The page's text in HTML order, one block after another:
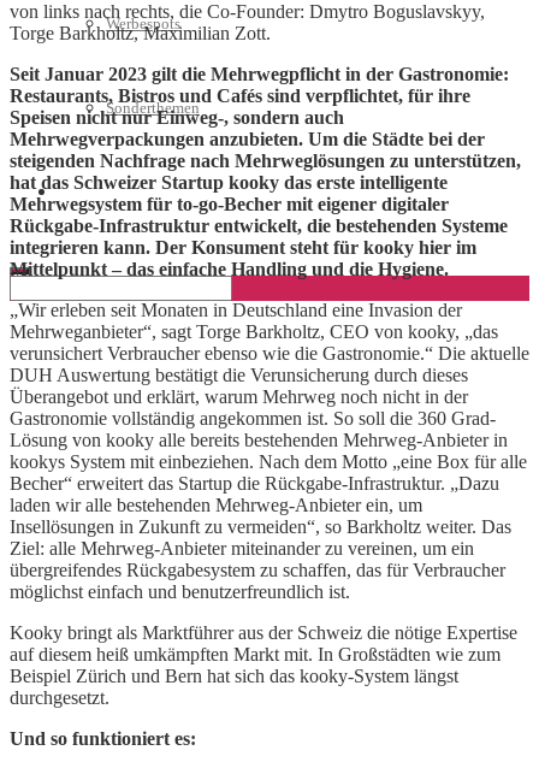
Werbespots
Sonderthemen
Geschäftskonto eröffnen
von links nach rechts, die Co-Founder: Dmytro Boguslavskyy,
Torge Barkholtz, Maximilian Zott.
Seit Januar 2023 gilt die Mehrwegpflicht in der Gastronomie:
Restaurants, Bistros und Cafés sind verpflichtet, für ihre
Speisen nicht nur Einweg-, sondern auch
Mehrwegverpackungen anzubieten. Um die Städte bei der
steigenden Nachfrage nach Mehrweglösungen zu unterstützen,
hat das Schweizer Startup kooky das erste intelligente
Mehrwegsystem für to-go-Becher mit eigener digitaler
Rückgabe-Infrastruktur entwickelt, die bestehenden Systeme
integrieren kann. Der Konsument steht für kooky hier im
Mittelpunkt – das einfache Handling und die Hygiene.
„Wir erleben seit Monaten in Deutschland eine Invasion der
Mehrweganbieter“, sagt Torge Barkholtz, CEO von kooky, „das
verunsichert Verbraucher ebenso wie die Gastronomie.“ Die aktuelle
DUH Auswertung bestätigt die Verunsicherung durch dieses
Überangebot und erklärt, warum Mehrweg noch nicht in der
Gastronomie vollständig angekommen ist. So soll die 360 Grad-
Lösung von kooky alle bereits bestehenden Mehrweg-Anbieter in
kookys System mit einbeziehen. Nach dem Motto „eine Box für alle
Becher“ erweitert das Startup die Rückgabe-Infrastruktur. „Dazu
laden wir alle bestehenden Mehrweg-Anbieter ein, um
Insellösungen in Zukunft zu vermeiden“, so Barkholtz weiter. Das
Ziel: alle Mehrweg-Anbieter miteinander zu vereinen, um ein
übergreifendes Rückgabesystem zu schaffen, das für Verbraucher
möglichst einfach und benutzerfreundlich ist.
Kooky bringt als Marktführer aus der Schweiz die nötige Expertise
auf diesem heiß umkämpften Markt mit. In Großstädten wie zum
Beispiel Zürich und Bern hat sich das kooky-System längst
durchgesetzt.
Und so funktioniert es: